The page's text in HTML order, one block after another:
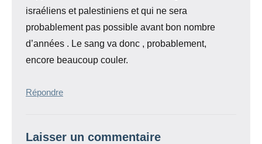
israéliens et palestiniens et qui ne sera
probablement pas possible avant bon nombre
d’années . Le sang va donc , probablement,
encore beaucoup couler.
Répondre
Laisser un commentaire